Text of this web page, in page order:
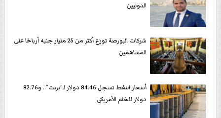
الدوليين
شركات البورصة توزع أكثر من 25 مليار جنيه أرباحًا على
المساهمين
أسعار النفط تسجل 84.46 دولار لـ”برنت”.. و82.76
دولار للخام الأمريكى